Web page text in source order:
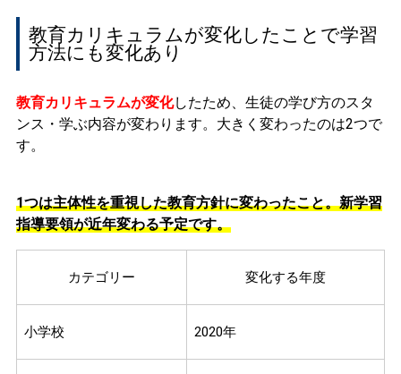
教育カリキュラムが変化したことで学習
方法にも変化あり
教育カリキュラムが変化したため、生徒の学び方のスタ
ンス・学ぶ内容が変わります。大きく変わったのは2つで
す。
1つは主体性を重視した教育方針に変わったこと。新学習
指導要領が近年変わる予定です。
カテゴリー 変化する年度
小学校 2020年